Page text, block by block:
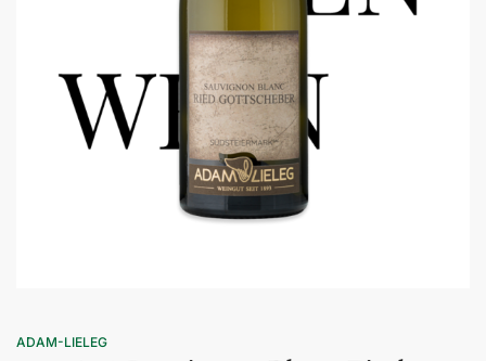
ADAM-LIELEG